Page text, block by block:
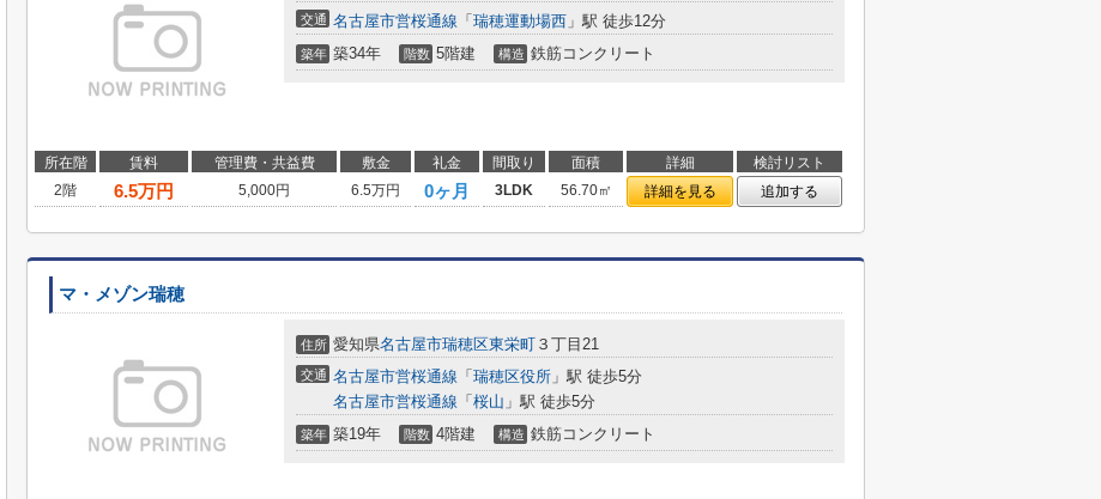
交通 名古屋市営桜通線 「 瑞穂運動場西 」駅 徒歩12分
築年 築34年 階数 5階建 構造 鉄筋コンクリート
所在階 賃料 管理費・共益費 敷金 礼金 間取り 面積 詳細
検討リスト
2階
6.5万円 5,000円 6.5万円 0ヶ月 3LDK 56.70㎡ 詳細を見る 追加する
マ・メゾン瑞穂
住所 愛知県名古屋市瑞穂区東栄町 ３丁目21
交通 名古屋市営桜通線 「 瑞穂区役所 」駅 徒歩5分
名古屋市営桜通線 「 桜山 」駅 徒歩5分
築年 築19年 階数 4階建 構造 鉄筋コンクリート